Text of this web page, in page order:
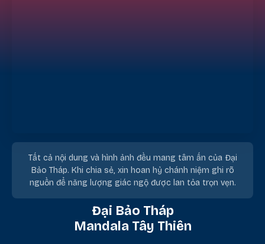
Tất cả nội dung và hình ảnh đều mang tâm ấn của Đại
Bảo Tháp. Khi chia sẻ, xin hoan hỷ chánh niệm ghi rõ
nguồn để năng lượng giác ngộ được lan tỏa trọn vẹn.
Đại Bảo Tháp
Mandala Tây Thiên